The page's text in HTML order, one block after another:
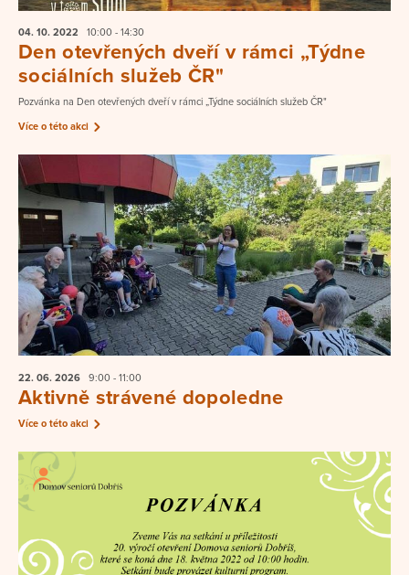
04. 10. 2022 10:00 - 14:30
Den otevřených dveří v rámci „Týdne
sociálních služeb ČR"
Pozvánka na Den otevřených dveří v rámci „Týdne sociálních služeb ČR"
Více o této akci
22. 06. 2026 9:00 - 11:00
Aktivně strávené dopoledne
Více o této akci